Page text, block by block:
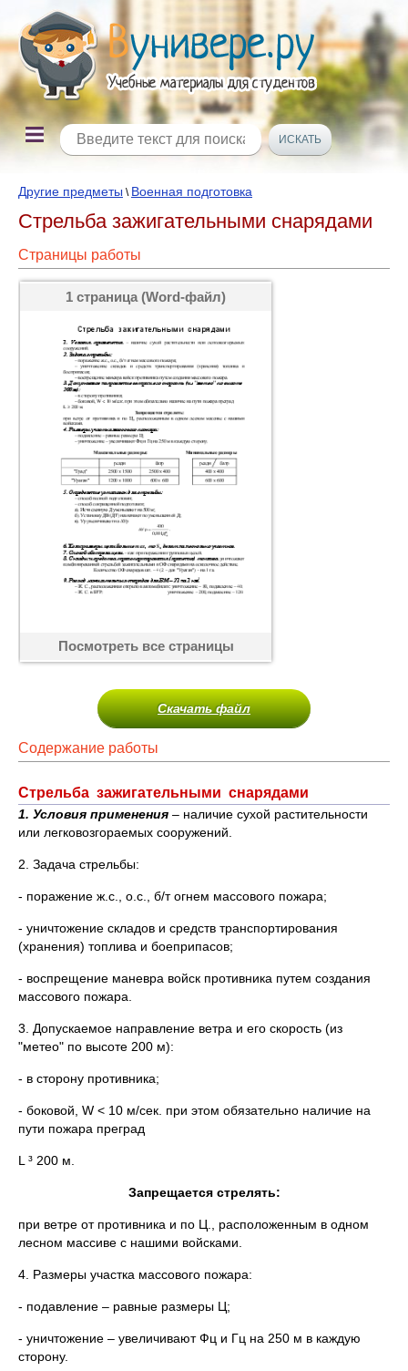
Другие предметы \ Военная подготовка
Стрельба зажигательными снарядами
Страницы работы
1 страница (Word-файл)
Посмотреть все страницы
Скачать файл
Содержание работы
Стрельба зажигательными снарядами
1. Условия применения – наличие сухой растительности
или легковозгораемых сооружений.
2. Задача стрельбы:
- поражение ж.с., о.с., б/т огнем массового пожара;
- уничтожение складов и средств транспортирования
(хранения) топлива и боеприпасов;
- воспрещение маневра войск противника путем создания
массового пожара.
3. Допускаемое направление ветра и его скорость (из
"метео" по высоте 200 м):
- в сторону противника;
- боковой, W < 10 м/сек. при этом обязательно наличие на
пути пожара преград
L ³ 200 м.
Запрещается стрелять:
при ветре от противника и по Ц., расположенным в одном
лесном массиве с нашими войсками.
4. Размеры участка массового пожара:
- подавление – равные размеры Ц;
- уничтожение – увеличивают Фц и Гц на 250 м в каждую
сторону.